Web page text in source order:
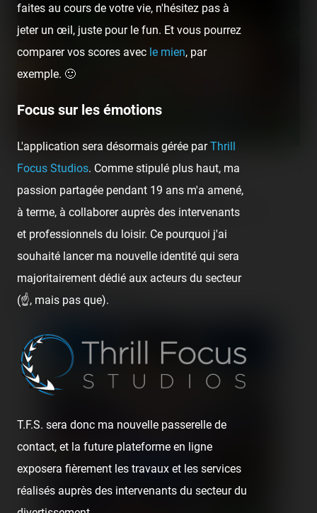
Azur Park — 1er août 2020
[SRLP 20/24] C'est notre dernier arrêt de cette soirée
d'enchaînement : Azur Park, pas loin de Saint-Tropez, à Gassin.
Media gallery (68)
faites au cours de votre vie, n'hésitez pas à
jeter un œil, juste pour le fun. Et vous pourrez
comparer vos scores avec le mien, par
exemple. 🙂
Focus sur les émotions
L'application sera désormais gérée parThrill
Focus Studios. Comme stipulé plus haut, ma
passion partagée pendant 19 ans m'a amené,
à terme, à collaborer auprès des intervenants
et professionnels du loisir. Ce pourquoi j'ai
souhaité lancer ma nouvelle identité qui sera
majoritairement dédié aux acteurs du secteur
(☝️, mais pas que).
T.F.S. sera donc ma nouvelle passerelle de
contact, et la future plateforme en ligne
exposera fièrement les travaux et les services
réalisés auprès des intervenants du secteur du